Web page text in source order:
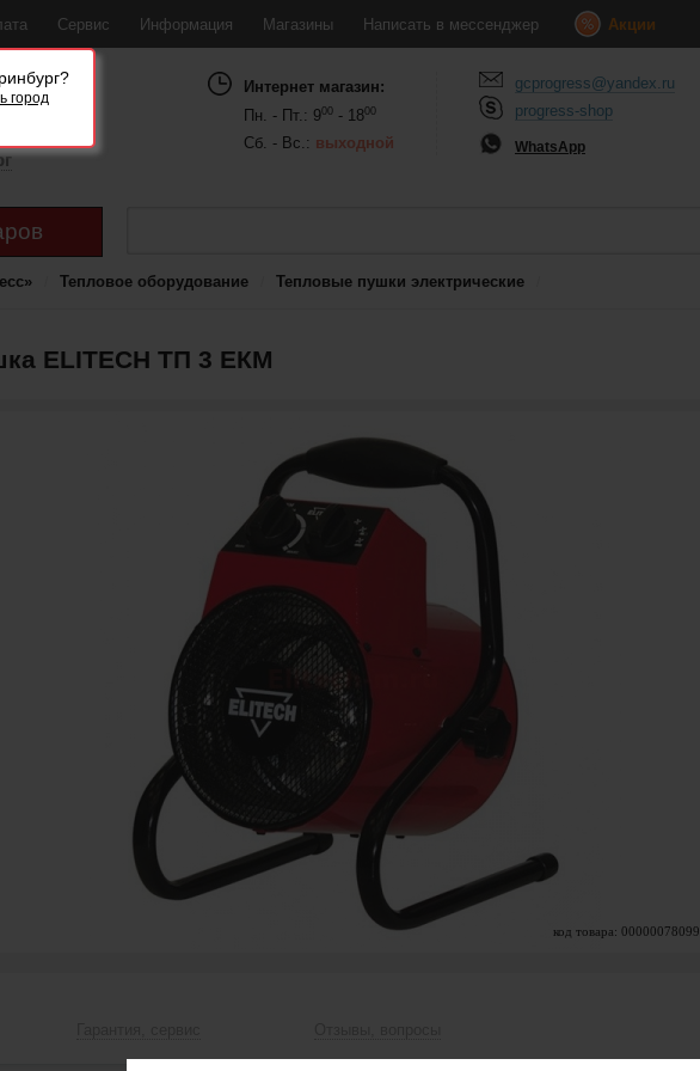
Сервис Информация Магазины Написать в мессенджер Акции
город
Интернет магазин:
Пн. - Пт.: 900 - 1800
Сб. - Вс.: выходной
gcprogress@yandex.ru
progress-shop
WhatsApp
Тепловое оборудование Тепловые пушки электрические
ELITECH ТП 3 ЕКМ
код товара: 00000078099